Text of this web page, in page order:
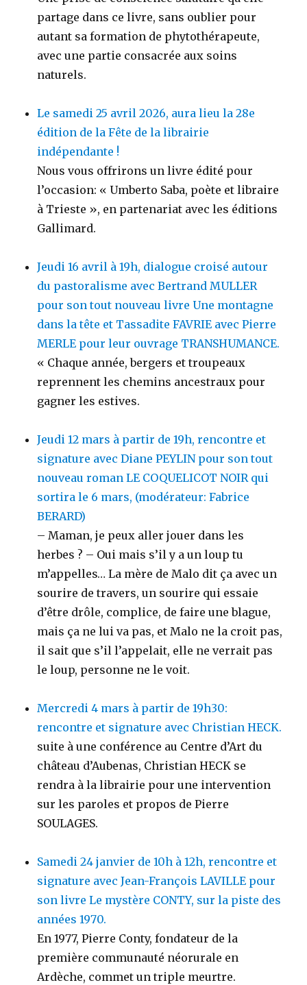
partage dans ce livre, sans oublier pour
autant sa formation de phytothérapeute,
avec une partie consacrée aux soins
naturels.
Le samedi 25 avril 2026, aura lieu la 28e
édition de la Fête de la librairie
indépendante !
Nous vous offrirons un livre édité pour
l’occasion: « Umberto Saba, poète et libraire
à Trieste », en partenariat avec les éditions
Gallimard.
Jeudi 16 avril à 19h, dialogue croisé autour
du pastoralisme avec Bertrand MULLER
pour son tout nouveau livre Une montagne
dans la tête et Tassadite FAVRIE avec Pierre
MERLE pour leur ouvrage TRANSHUMANCE.
« Chaque année, bergers et troupeaux
reprennent les chemins ancestraux pour
gagner les estives.
Jeudi 12 mars à partir de 19h, rencontre et
signature avec Diane PEYLIN pour son tout
nouveau roman LE COQUELICOT NOIR qui
sortira le 6 mars, (modérateur: Fabrice
BERARD)
– Maman, je peux aller jouer dans les
herbes ? – Oui mais s’il y a un loup tu
m’appelles… La mère de Malo dit ça avec un
sourire de travers, un sourire qui essaie
d’être drôle, complice, de faire une blague,
mais ça ne lui va pas, et Malo ne la croit pas,
il sait que s’il l’appelait, elle ne verrait pas
le loup, personne ne le voit.
Mercredi 4 mars à partir de 19h30:
rencontre et signature avec Christian HECK.
suite à une conférence au Centre d’Art du
château d’Aubenas, Christian HECK se
rendra à la librairie pour une intervention
sur les paroles et propos de Pierre
SOULAGES.
Samedi 24 janvier de 10h à 12h, rencontre et
signature avec Jean-François LAVILLE pour
son livre Le mystère CONTY, sur la piste des
années 1970.
En 1977, Pierre Conty, fondateur de la
première communauté néorurale en
Ardèche, commet un triple meurtre.